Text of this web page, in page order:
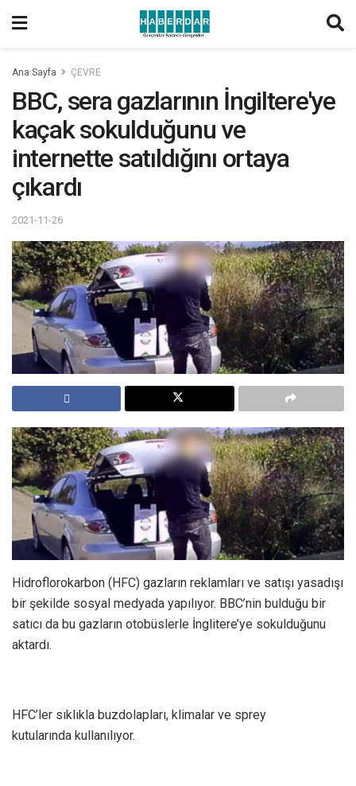
Ana Sayfa ÇEVRE
BBC, sera gazlarının İngiltere'ye
kaçak sokulduğunu ve
internette satıldığını ortaya
çıkardı
2021-11-26
Hidroflorokarbon (HFC) gazların reklamları ve satışı yasadışı
bir şekilde sosyal medyada yapılıyor. BBC’nin bulduğu bir
satıcı da bu gazların otobüslerle İnglitere’ye sokulduğunu
aktardı.
HFC’ler sıklıkla buzdolapları, klimalar ve sprey
kutularında kullanılıyor.